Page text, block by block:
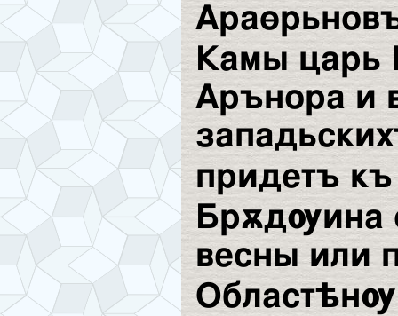
Камы царь
Арънора и
придетъ
Брѫдѹина
весны или